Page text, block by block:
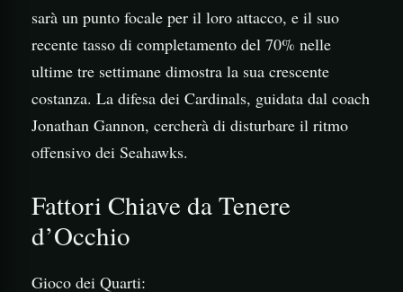
sarà un punto focale per il loro attacco, e il suo
recente tasso di completamento del 70% nelle
ultime tre settimane dimostra la sua crescente
costanza. La difesa dei Cardinals, guidata dal coach
Jonathan Gannon, cercherà di disturbare il ritmo
offensivo dei Seahawks.
Fattori Chiave da Tenere
d’Occhio
Gioco dei Quarti: